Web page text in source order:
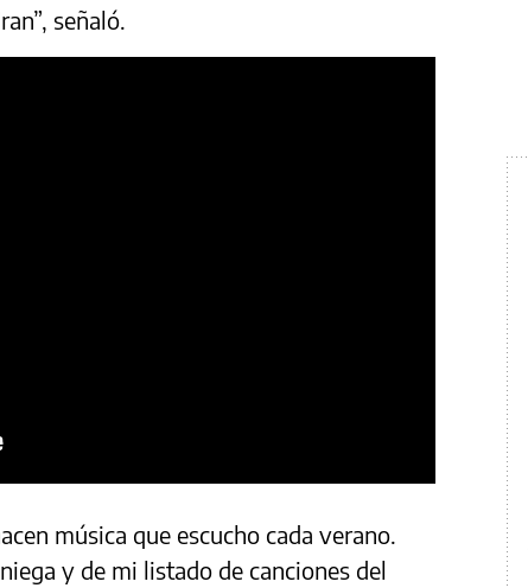
señaló.
música que escucho cada verano.
y de mi listado de canciones del